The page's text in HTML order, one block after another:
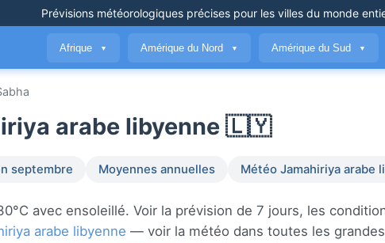
Prévisions météorologiques précises pour les villes du monde
Afrique ▼ Amérique du Nord ▼ Amérique du Sud ▼
arabe libyenne 🇱🇾
septembre Moyennes annuelles Météo Jamahiriya arabe
avec ensoleillé. Voir la prévision de 7 jours, les
arabe libyenne — voir la météo dans toutes les